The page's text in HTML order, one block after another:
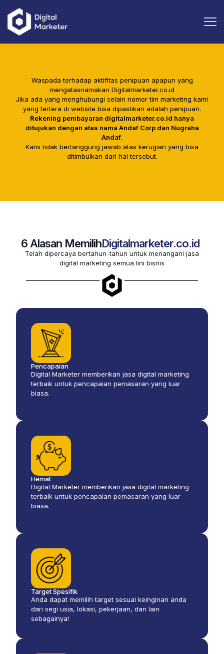
Waspada terhadap aktifitas penipuan apapun yang
mengatasnamakan Digitalmarketer.co.id
Jika ada yang menghubungi selain nomor tim marketing kami
yang tertera di website bisa dipastikan adalah penipuan.
Rekening pembayaran digitalmarketer.co.id hanya
ditujukan dengan atas nama Andaf Corp dan Nugraha
Andaf.
Kami tidak bertanggung jawab atas kerugian yang bisa
ditimbulkan dari hal tersebut.
6 Alasan MemilihDigitalmarketer.co.id
Telah dipercaya bertahun-tahun untuk menangani jasa
digital marketing semua lini bisnis
Pencapaian
Digital Marketer memberikan jasa digital marketing
terbaik untuk pencapaian pemasaran yang luar
biasa.
Hemat
Digital Marketer memberikan jasa digital marketing
terbaik untuk pencapaian pemasaran yang luar
biasa.
Target Spesifik
Anda dapat memilih target sesuai keinginan anda
dari segi usia, lokasi, pekerjaan, dan lain
sebagainya!